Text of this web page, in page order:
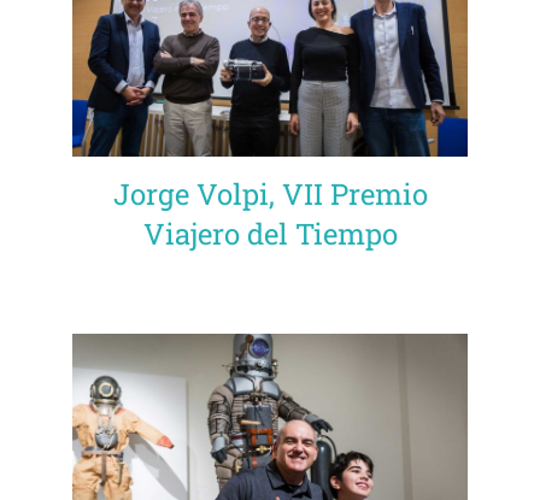
Jorge Volpi, VII Premio
Viajero del Tiempo